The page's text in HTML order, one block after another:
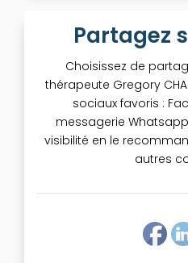
Partagez
Choisissez de
thérapeute Gregory
sociaux favoris :
messagerie
visibilité en le
autres